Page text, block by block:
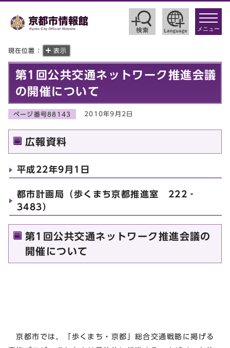
toggle
メニュー
現在位置： 表示
第1回公共交通ネットワーク推進会議
の開催について
ページ番号88143 2010年9月2日
広報資料
平成22年9月1日
都市計画局（歩くまち京都推進室 222‐
3483）
第1回公共交通ネットワーク推進会議の
開催について
京都市では，「歩くまち・京都」総合交通戦略に掲げる